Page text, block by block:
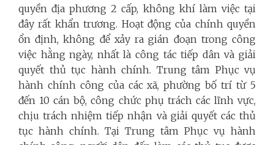
quyền địa phương 2 cấp, không khí làm việc tại
đây rất khẩn trương. Hoạt động của chính quyền
ổn định, không để xảy ra gián đoạn trong công
việc hằng ngày, nhất là công tác tiếp dân và giải
quyết thủ tục hành chính. Trung tâm Phục vụ
hành chính công của các xã, phường bố trí từ 5
đến 10 cán bộ, công chức phụ trách các lĩnh vực,
chịu trách nhiệm tiếp nhận và giải quyết các thủ
tục hành chính. Tại Trung tâm Phục vụ hành